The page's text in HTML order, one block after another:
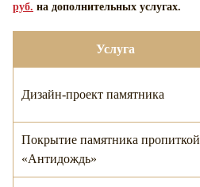
руб. на дополнительных услугах.
Услуга
Дизайн-проект памятника
Покрытие памятника пропиткой
«Антидождь»